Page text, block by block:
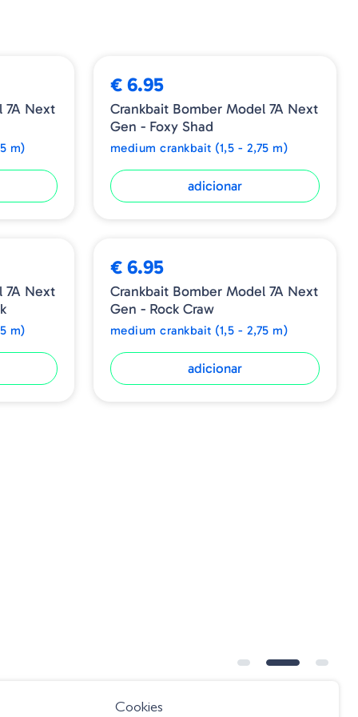
7A Next
m)
€ 6.95
Crankbait Bomber Model 7A Next
Gen - Foxy Shad
medium crankbait (1,5 - 2,75 m)
adicionar
7A Next
m)
€ 6.95
Crankbait Bomber Model 7A Next
Gen - Rock Craw
medium crankbait (1,5 - 2,75 m)
adicionar
Cookies